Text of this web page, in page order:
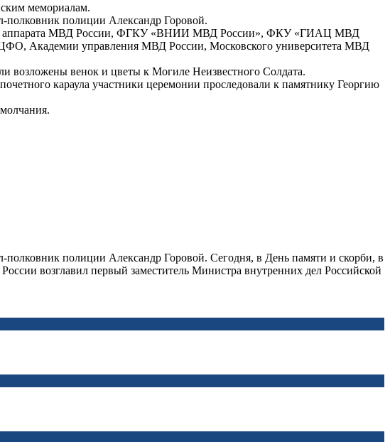
мемориалам.
полковник полиции Александр Горовой.
аппарата МВД России, ФГКУ «ВНИИ МВД России», ФКУ «ГИАЦ МВД
Академии управления МВД России, Московского университета МВД
возложены венок и цветы к Могиле Неизвестного Солдата.
караула участники церемонии проследовали к памятнику Георгию
полиции Александр Горовой. Сегодня, в День памяти и скорби, в
возглавил первый заместитель Министра внутренних дел Российской